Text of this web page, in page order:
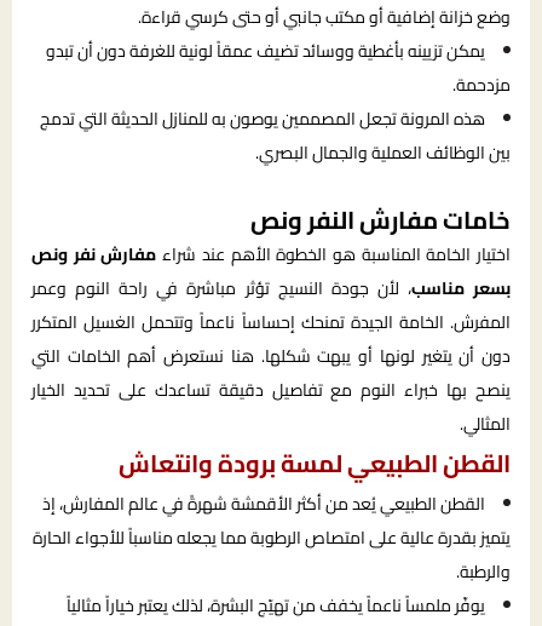
وضع خزانة إضافية أو مكتب جانبي أو حتى كرسي قراءة.
يمكن تزيينه بأغطية ووسائد تضيف عمقاً لونية للغرفة دون أن تبدو
مزدحمة.
هذه المرونة تجعل المصممين يوصون به للمنازل الحديثة التي تدمج
بين الوظائف العملية والجمال البصري.
خامات مفارش النفر ونص
اختيار الخامة المناسبة هو الخطوة الأهم عند شراءمفارش نفر ونص
بسعر مناسب، لأن جودة النسيج تؤثر مباشرة في راحة النوم وعمر
المفرش. الخامة الجيدة تمنحك إحساساً ناعماً وتتحمل الغسيل المتكرر
دون أن يتغير لونها أو يبهت شكلها. هنا نستعرض أهم الخامات التي
ينصح بها خبراء النوم مع تفاصيل دقيقة تساعدك على تحديد الخيار
المثالي.
القطن الطبيعي لمسة برودة وانتعاش
القطن الطبيعي يُعد من أكثر الأقمشة شهرةً في عالم المفارش، إذ
يتميز بقدرة عالية على امتصاص الرطوبة مما يجعله مناسباً للأجواء الحارة
والرطبة.
يوفّر ملمساً ناعماً يخفف من تهيّج البشرة، لذلك يعتبر خياراً مثالياً